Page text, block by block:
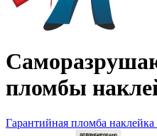
пломбы
Гарантийная пломба